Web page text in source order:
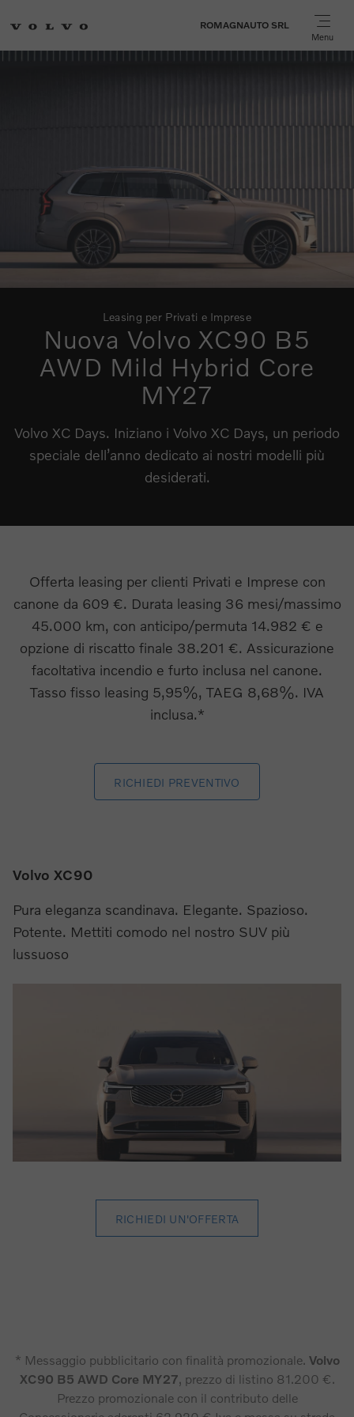
ROMAGNAUTO SRL
Menu
Leasing per Privati e Imprese
Nuova Volvo XC90 B5
AWD Mild Hybrid Core
MY27
Volvo XC Days. Iniziano i Volvo XC Days, un periodo
speciale dell’anno dedicato ai nostri modelli più
desiderati.
Offerta leasing per clienti Privati e Imprese con
canone da 609 €. Durata leasing 36 mesi/massimo
45.000 km, con anticipo/permuta 14.982 € e
opzione di riscatto finale 38.201 €. Assicurazione
facoltativa incendio e furto inclusa nel canone.
Tasso fisso leasing 5,95%, TAEG 8,68%. IVA
inclusa.*
RICHIEDI PREVENTIVO
Volvo XC90
Pura eleganza scandinava. Elegante. Spazioso.
Potente. Mettiti comodo nel nostro SUV più
lussuoso
RICHIEDI UN'OFFERTA
* Messaggio pubblicitario con finalità promozionale. Volvo
XC90 B5 AWD Core MY27 , prezzo di listino 81.200 €.
Prezzo promozionale con il contributo delle